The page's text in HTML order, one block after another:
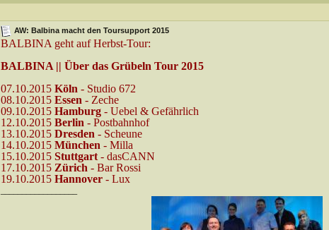
AW: Balbina macht den Toursupport 2015
BALBINA geht auf Herbst-Tour:
BALBINA || Über das Grübeln Tour 2015
07.10.2015 Köln - Studio 672
08.10.2015 Essen - Zeche
09.10.2015 Hamburg- Uebel & Gefährlich
12.10.2015 Berlin - Postbahnhof
13.10.2015 Dresden - Scheune
14.10.2015München - Milla
15.10.2015 Stuttgart- dasCANN
17.10.2015 Zürich - Bar Rossi
19.10.2015 Hannover- Lux